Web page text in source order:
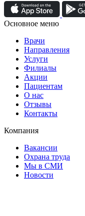
Основное меню
Врачи
Направления
Услуги
Филиалы
Акции
Пациентам
О нас
Отзывы
Контакты
Компания
Вакансии
Охрана труда
Мы в СМИ
Новости